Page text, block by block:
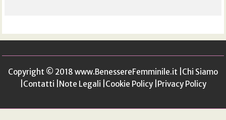
Copyright © 2018 www.BenessereFemminile.it Chi Siamo
Contatti Note Legali Cookie Policy| Privacy Policy